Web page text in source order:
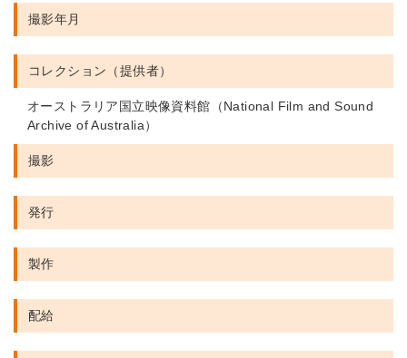
撮影年月
コレクション（提供者）
オーストラリア国立映像資料館（National Film and Sound
Archive of Australia）
撮影
発行
製作
配給